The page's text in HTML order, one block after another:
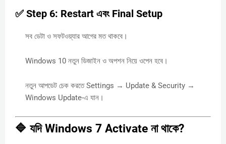
✅ Step 6: Restart এবং Final Setup
সব ডেটা ও সফটওয়্যার আগের মত থাকবে।
Windows 10 নতুন ডিজাইন ও অপশন নিয়ে ওপেন হবে।
নতুন আপডেট চেক করতে Settings → Update & Security →
Windows Update-এ যান।
🔷 যদি Windows 7 Activate না থাকে?